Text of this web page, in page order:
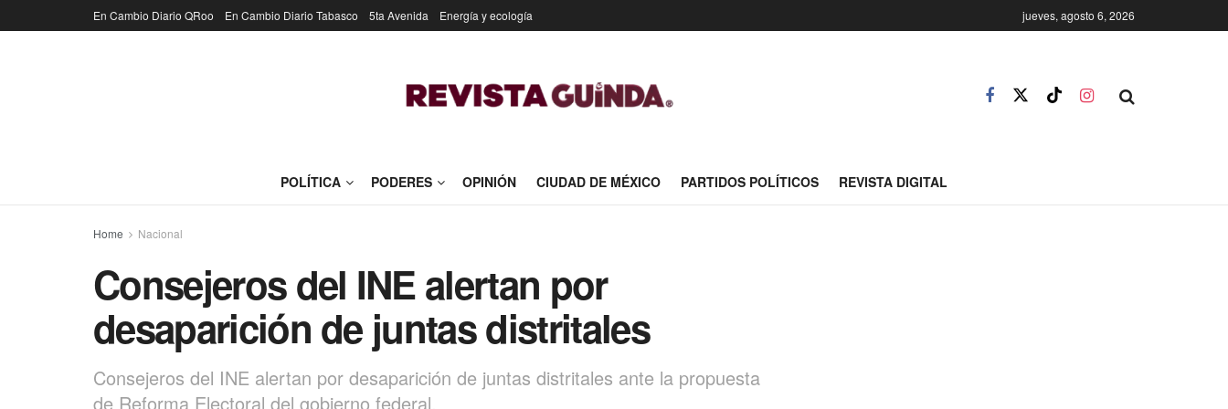
En Cambio Diario QRoo En Cambio Diario Tabasco 5ta Avenida Energía y ecología jueves, agosto 6, 2026
POLÍTICA PODERES OPINIÓN CIUDAD DE MÉXICO PARTIDOS POLÍTICOS REVISTA DIGITAL
Home Nacional
Consejeros del INE alertan por
desaparición de juntas distritales
Consejeros del INE alertan por desaparición de juntas distritales ante la propuesta
de Reforma Electoral del gobierno federal.